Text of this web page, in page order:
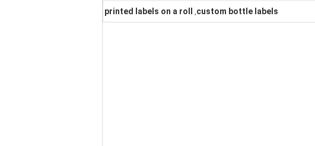
custom bottle labels
,
printed labels on a roll